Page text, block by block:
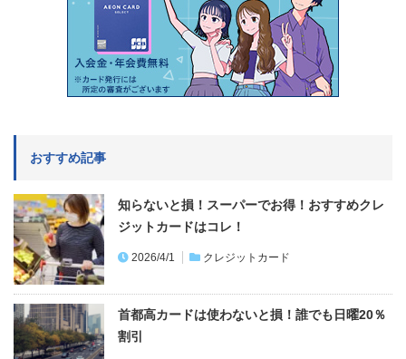
おすすめ記事
知らないと損！スーパーでお得！おすすめクレ
ジットカードはコレ！
2026/4/1 クレジットカード
首都高カードは使わないと損！誰でも日曜20％
割引